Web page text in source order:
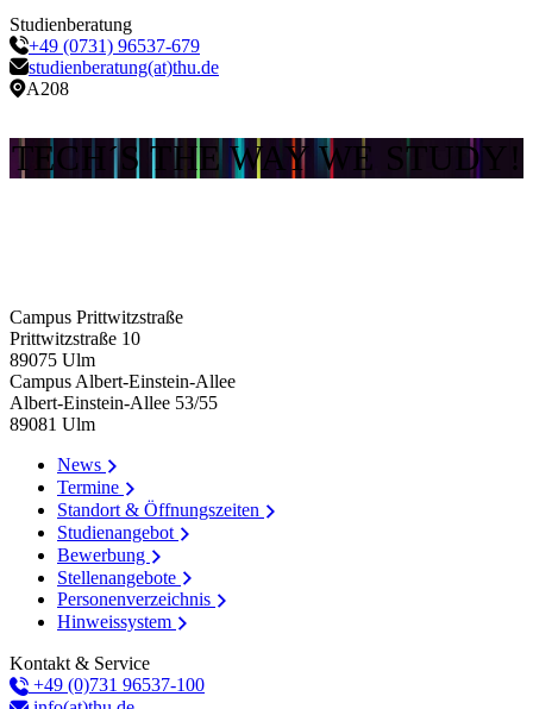
Studienberatung
+49 (0731) 96537-679
studienberatung(at)thu.de
A208
TECH´S THE WAY WE STUDY!
Campus Prittwitzstraße
Prittwitzstraße 10
89075 Ulm
Campus Albert-Einstein-Allee
Albert-Einstein-Allee 53/​55
89081 Ulm
News
Termine
Standort & Öffnungszeiten
Studienangebot
Bewerbung
Stellenangebote
Personenverzeichnis
Hinweissystem
Kontakt & Service
+49 (0)731 96537-100